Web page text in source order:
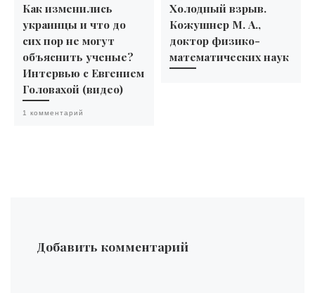
Как изменились
украинцы и что до
сих пор не могут
объяснить ученые?
Интервью с Евгением
Головахой (видео)
1 комментарий
Холодный взрыв.
Кожушнер М. А.,
доктор физико-
математических наук
Добавить комментарий